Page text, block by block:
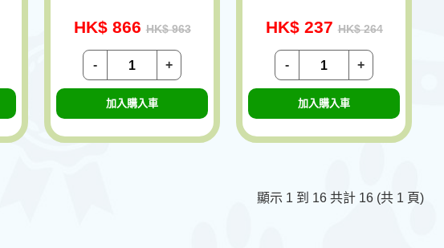
HK$ 866 HK$ 963
+
-
加入購入車
HK$ 237 HK$ 264
+
-
加入購入車
顯示 1 到 16 共計 16 (共 1 頁)